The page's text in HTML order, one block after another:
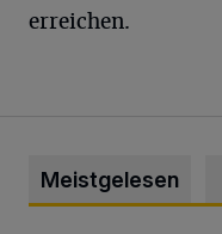
erreichen.
Meistgelesen